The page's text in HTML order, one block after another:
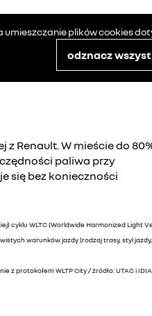
umieszczanie plików cookies
odznacz
Renault. W mieście do
paliwa przy
się bez konieczności
cyklu WLTC (Worldwide Harmonized Light
warunków jazdy (rodzaj trasy, styl jazdy,
z protokołem WLTP City / źródło: UTAC i